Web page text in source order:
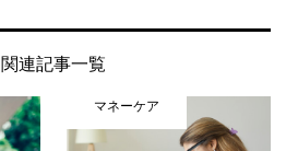
関連記事一覧
マネーケア